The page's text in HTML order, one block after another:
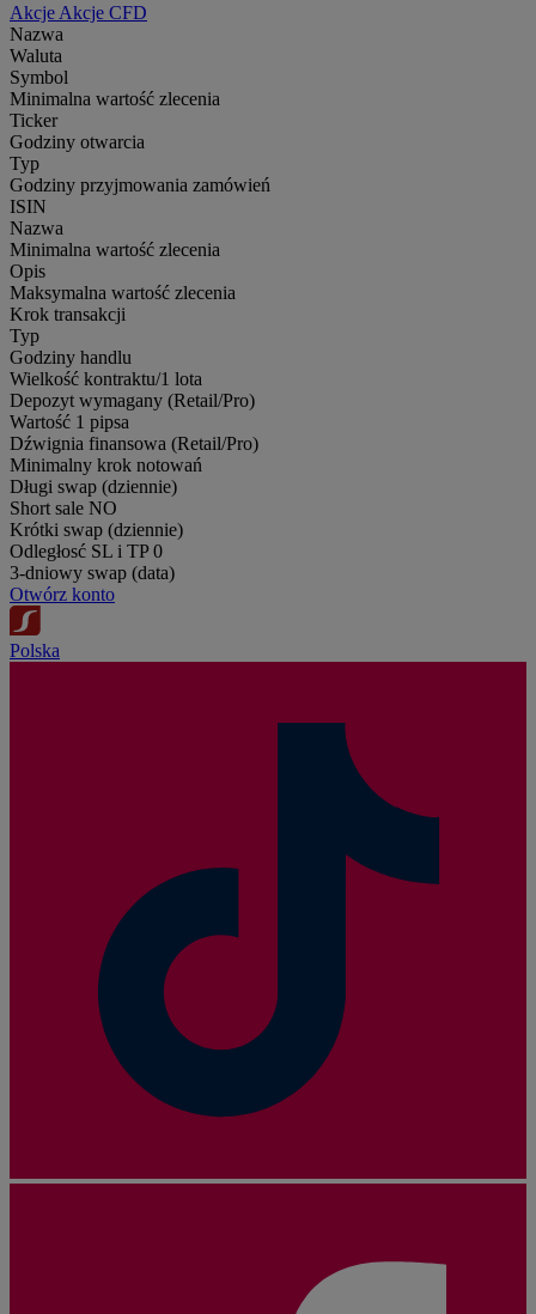
Akcje Akcje CFD
Nazwa
Waluta
Symbol
Minimalna wartość zlecenia
Ticker
Godziny otwarcia
Typ
Godziny przyjmowania zamówień
ISIN
Nazwa
Minimalna wartość zlecenia
Opis
Maksymalna wartość zlecenia
Krok transakcji
Typ
Godziny handlu
Wielkość kontraktu/1 lota
Depozyt wymagany (Retail/Pro)
Wartość 1 pipsa
Dźwignia finansowa (Retail/Pro)
Minimalny krok notowań
Długi swap (dziennie)
Short sale NO
Krótki swap (dziennie)
Odległosć SL i TP 0
3-dniowy swap (data)
Otwórz konto
Polska